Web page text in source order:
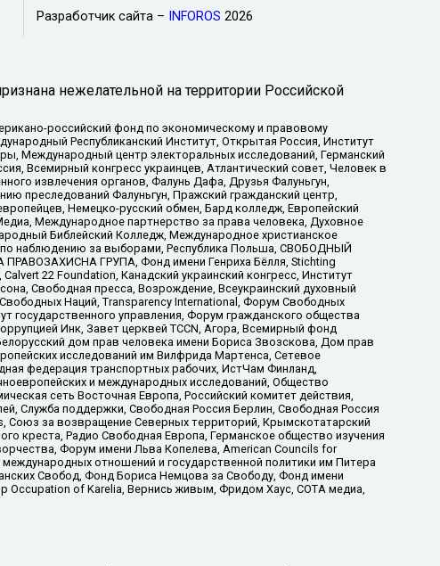
Разработчик сайта – INFOROS 2026
нежелательной на территории Российской
российский фонд по экономическому и правовому
Республиканский Институт, Открытая Россия, Институт
Международный центр электоральных исследований, Германский
Всемирный конгресс украинцев, Атлантический совет, Человек в
извлечения органов, Фалунь Дафа, Друзья Фалуньгун,
преследований Фалуньгун, Пражский гражданский центр,
Немецко-русский обмен, Бард колледж, Европейский
Международное партнерство за права человека, Духовное
Библейский Колледж, Международное христианское
по наблюдению за выборами, Республика Польша, СВОБОДНЫЙ
ГРУПА, Фонд имени Генриха Бёлля, Stichting
22 Foundation, Канадский украинский конгресс, Институт
Свободная пресса, Возрождение, Всеукраинский духовный
Наций, Transparеncy International, Форум Свободных
государственного управления, Форум гражданского общества
Инк, Завет церквей TCCN, Агора, Всемирный фонд
дом прав человека имени Бориса Звозскова, Дом прав
исследований им Вилфрида Мартенса, Сетевое
федерация транспортных рабочих, ИстЧам Финланд,
и международных исследований, Общество
сеть Восточная Европа, Российский комитет действия,
Служба поддержки, Свободная Россия Берлин, Свободная Россия
Союз за возвращение Северных территорий, Крымскотатарский
креста, Радио Свободная Европа, Германское общество изучения
Форум имени Льва Копелева, American Councils for
отношений и государственной политики им Питера
Свобод, Фонд Бориса Немцова за Свободу, Фонд имени
Occupation of Karelia, Вернись живым, Фридом Хаус, СОТА медиа,